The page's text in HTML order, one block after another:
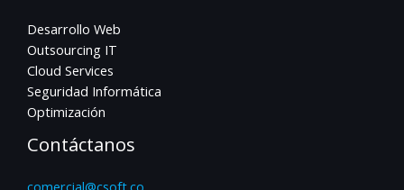
Desarrollo Web
Outsourcing IT
Cloud Services
Seguridad Informática
Optimización
Contáctanos